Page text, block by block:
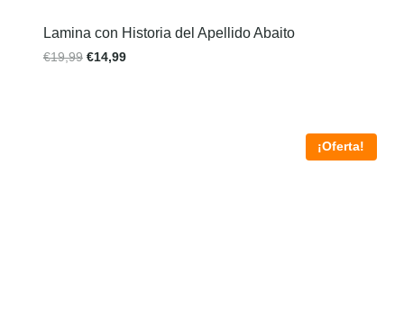
Lamina con Historia del Apellido Abaito
€19,99 €14,99
¡Oferta!